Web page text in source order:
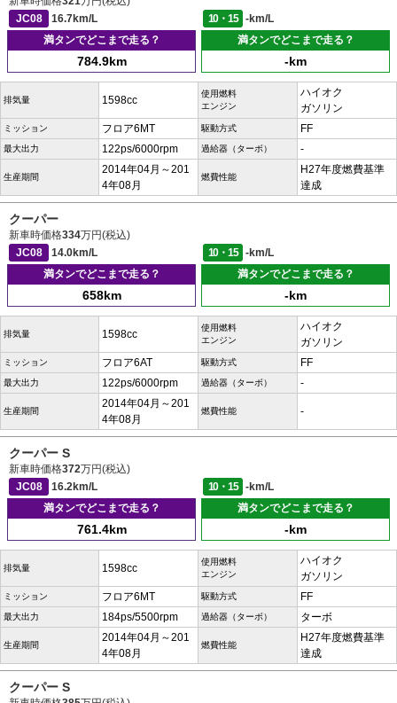
JC08
16.7km/L 10・15
-km/L
満タンでどこまで走る？
784.9km
満タンでどこまで走る？
-km
排気量 1598cc
使用燃料
エンジン
ハイオク
ガソリン
ミッション フロア6MT 駆動方式 FF
最大出力 122ps/6000rpm 過給器（ターボ） -
生産期間
2014年04月～201
4年08月
燃費性能
H27年度燃費基準
達成
クーパー
新車時価格334万円(税込)
JC08
14.0km/L 10・15
-km/L
満タンでどこまで走る？
658km
満タンでどこまで走る？
-km
排気量 1598cc
使用燃料
エンジン
ハイオク
ガソリン
ミッション フロア6AT 駆動方式 FF
最大出力 122ps/6000rpm 過給器（ターボ） -
生産期間
2014年04月～201
4年08月
燃費性能 -
クーパー S
新車時価格372万円(税込)
JC08
16.2km/L 10・15
-km/L
満タンでどこまで走る？
761.4km
満タンでどこまで走る？
-km
排気量 1598cc
使用燃料
エンジン
ハイオク
ガソリン
ミッション フロア6MT 駆動方式 FF
最大出力 184ps/5500rpm 過給器（ターボ） ターボ
生産期間
2014年04月～201
4年08月
燃費性能
H27年度燃費基準
達成
クーパー S